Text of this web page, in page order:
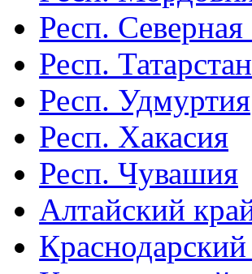
Респ.
Респ. Татарстан
Респ. Удмуртия
Респ. Хакасия
Респ. Чувашия
Алтайский